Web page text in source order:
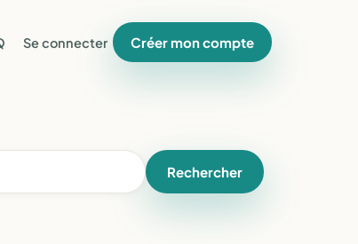
Se connecter Créer mon compte
Rechercher